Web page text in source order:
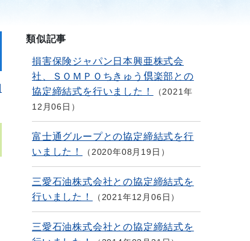
類似記事
損害保険ジャパン日本興亜株式会
社、ＳＯＭＰＯちきゅう倶楽部との
協定締結式を行いました！
2021年
12月06日
富士通グループとの協定締結式を行
いました！
2020年08月19日
三愛石油株式会社との協定締結式を
行いました！
2021年12月06日
三愛石油株式会社との協定締結式を